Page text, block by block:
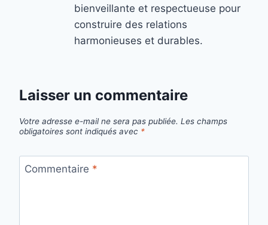
bienveillante et respectueuse pour
construire des relations
harmonieuses et durables.
Laisser un commentaire
Votre adresse e-mail ne sera pas publiée. Les champs
obligatoires sont indiqués avec *
Commentaire *